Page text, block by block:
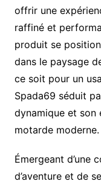
offrir une
raffiné et
produit se
dans le paysage
ce soit pour un
Spada69 séduit
dynamique et son
motarde moderne.
Émergeant d’une
d’aventure et de